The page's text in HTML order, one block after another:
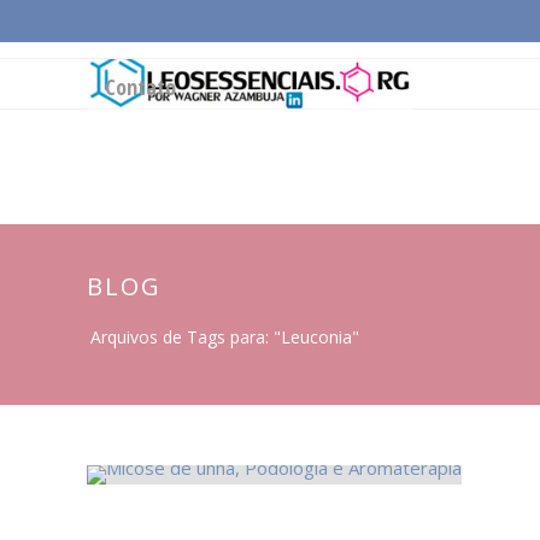
Contato
BLOG
Arquivos de Tags para: "Leuconia"